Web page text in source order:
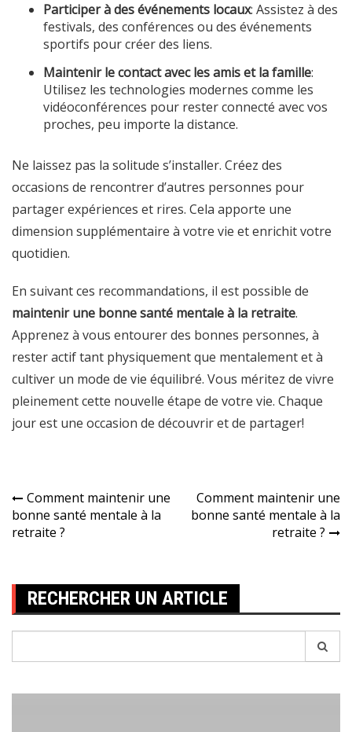
Participer à des événements locaux: Assistez à des
festivals, des conférences ou des événements
sportifs pour créer des liens.
Maintenir le contact avec les amis et la famille:
Utilisez les technologies modernes comme les
vidéoconférences pour rester connecté avec vos
proches, peu importe la distance.
Ne laissez pas la solitude s’installer. Créez des
occasions de rencontrer d’autres personnes pour
partager expériences et rires. Cela apporte une
dimension supplémentaire à votre vie et enrichit votre
quotidien.
En suivant ces recommandations, il est possible de
maintenir une bonne santé mentale à la retraite.
Apprenez à vous entourer des bonnes personnes, à
rester actif tant physiquement que mentalement et à
cultiver un mode de vie équilibré. Vous méritez de vivre
pleinement cette nouvelle étape de votre vie. Chaque
jour est une occasion de découvrir et de partager!
Navigation
de
Comment maintenir une
bonne santé mentale à la
retraite ?
Comment maintenir une
bonne santé mentale à la
retraite ?
RECHERCHER UN ARTICLE